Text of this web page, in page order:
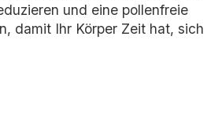
und eine pollenfreie
damit Ihr Körper Zeit hat, sich